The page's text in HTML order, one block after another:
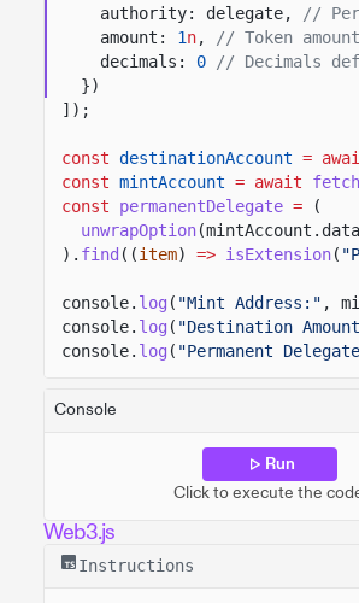
authority: delegate,
//
amount:
1n,
// Token
decimals:
0
// Decimals
})
]);
const destinationAccount =
const mintAccount = await
const
permanentDelegate =
(
unwrapOption
). find ((item) => isExtension(
console. log ( "Mint Address:" ,
console. log ( "Destination
console. log ( "Permanent
Console
Run
Click to execute the
Web3.js
Instructions